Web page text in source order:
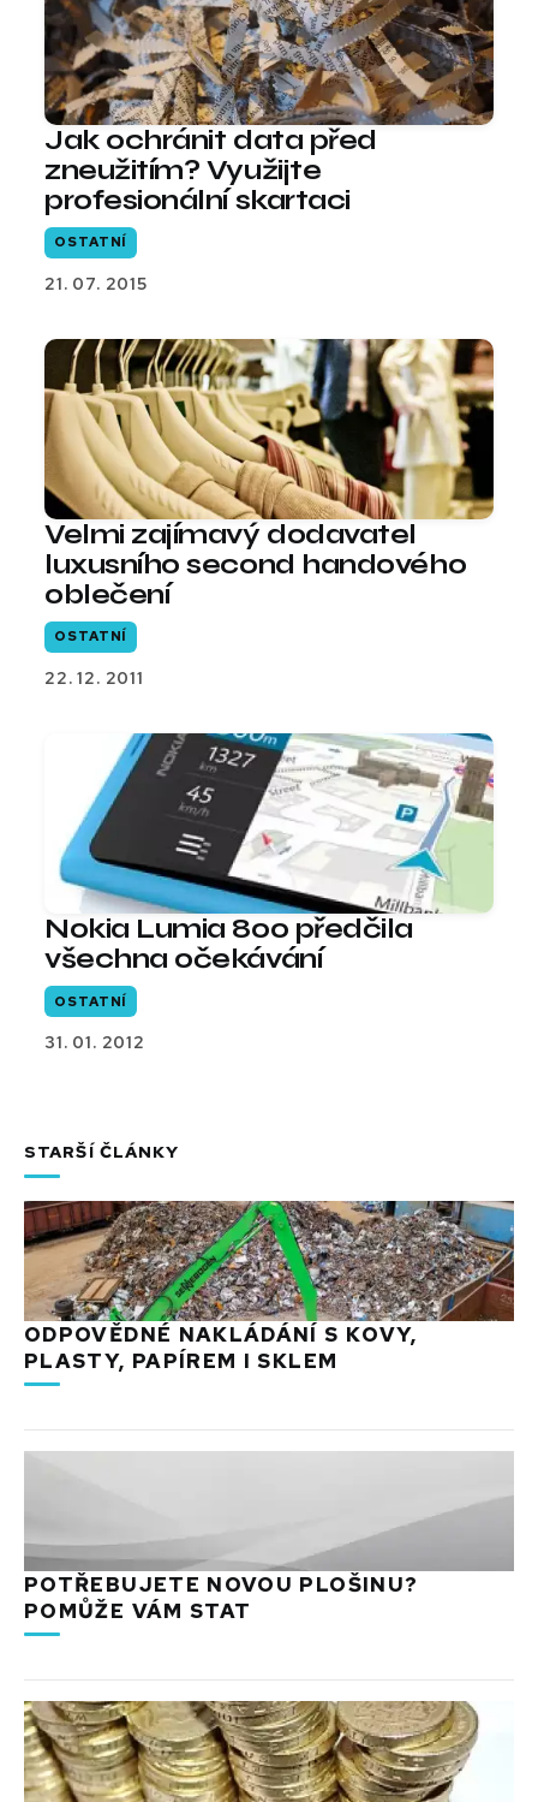
Jak ochránit data před
zneužitím? Využijte
profesionální skartaci
OSTATNÍ
21. 07. 2015
Velmi zajímavý dodavatel
luxusního second handového
oblečení
OSTATNÍ
22. 12. 2011
Nokia Lumia 800 předčila
všechna očekávání
OSTATNÍ
31. 01. 2012
STARŠÍ ČLÁNKY
ODPOVĚDNÉ NAKLÁDÁNÍ S KOVY,
PLASTY, PAPÍREM I SKLEM
POTŘEBUJETE NOVOU PLOŠINU?
POMŮŽE VÁM STAT